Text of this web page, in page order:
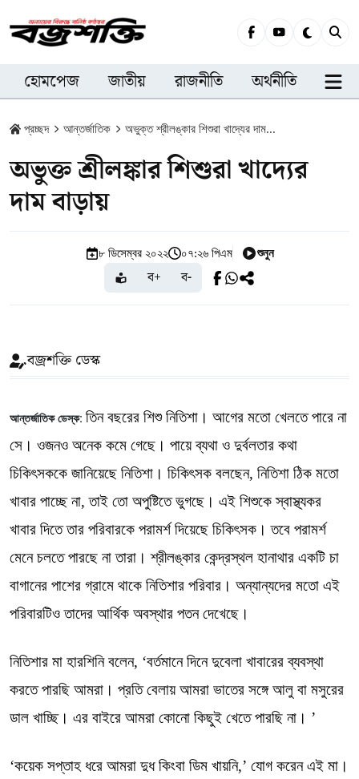
হোমপেজ জাতীয় রাজনীতি অর্থনীতি
প্রচ্ছদ আন্তর্জাতিক অভুক্ত শ্রীলঙ্কার শিশুরা খাদ্যের দাম...
অভুক্ত শ্রীলঙ্কার শিশুরা খাদ্যের
দাম বাড়ায়
৮ ডিসেম্বর ২০২২ ০৭:২৬ পিএম শুনুন
ব+ ব-
বজ্রশক্তি ডেস্ক
আন্তর্জাতিক ডেস্ক: তিন বছরের শিশু নিতিশা। আগের মতো খেলতে পারে না
সে। ওজনও অনেক কমে গেছে। পায়ে ব্যথা ও দুর্বলতার কথা
চিকিৎসককে জানিয়েছে নিতিশা। চিকিৎসক বলছেন, নিতিশা ঠিক মতো
খাবার পাচ্ছে না, তাই তো অপুষ্টিতে ভুগছে। এই শিশুকে স্বাস্থ্যকর
খাবার দিতে তার পরিবারকে পরামর্শ দিয়েছে চিকিৎসক। তবে পরামর্শ
মেনে চলতে পারছে না তারা। শ্রীলঙ্কার কেন্দ্রস্থল হানাথার একটি চা
বাগানের পাশের গ্রামে থাকে নিতিশার পরিবার। অন্যান্যদের মতো এই
পরিবারটিও তাদের আর্থিক অবস্থার পতন দেখেছে।
নিতিশার মা হারশিনি বলেন, ‘বর্তমানে দিনে দুবেলা খাবারের ব্যবস্থা
করতে পারছি আমরা। প্রতি বেলায় আমরা ভাতের সঙ্গে আলু বা মসুরের
ডাল খাচ্ছি। এর বাইরে আমরা কোনো কিছুই খেতে পারছি না। ’
‘কয়েক সপ্তাহ ধরে আমরা দুধ কিংবা ডিম খায়নি,’ যোগ করেন এই মা।